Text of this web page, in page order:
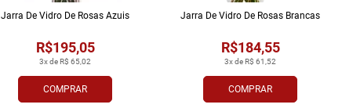
COMPRAR
3x de R$ 65,02
R$195,05
Jarra De Vidro De Rosas Azuis
COMPRAR
3x de R$ 61,52
R$184,55
Jarra De Vidro De Rosas Brancas